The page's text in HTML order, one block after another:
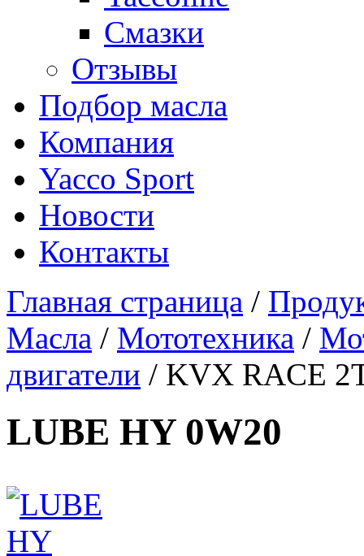
Смазки
Отзывы
Подбор масла
Компания
Yacco Sport
Новости
Контакты
Главная страница /
Масла / Мототехника /
двигатели / KVX RACE
LUBE HY 0W20